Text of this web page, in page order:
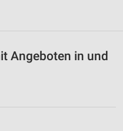
Angeboten in und